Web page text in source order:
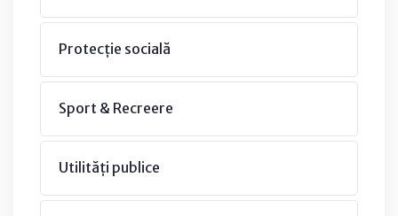
Protecție socială
Sport & Recreere
Utilități publice